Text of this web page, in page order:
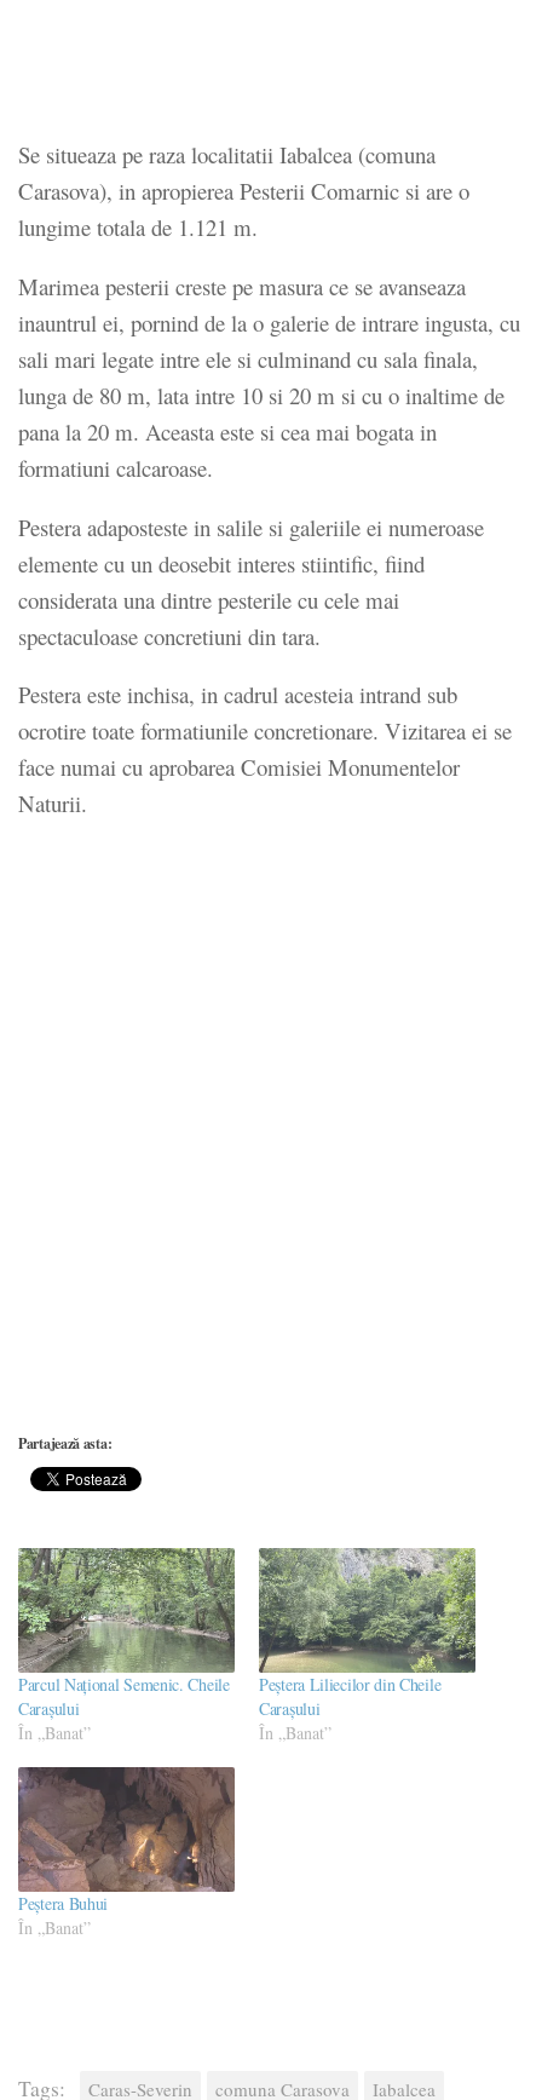
Se situeaza pe raza localitatii Iabalcea (comuna
Carasova), in apropierea Pesterii Comarnic si are o
lungime totala de 1.121 m.
Marimea pesterii creste pe masura ce se avanseaza
inauntrul ei, pornind de la o galerie de intrare ingusta, cu
sali mari legate intre ele si culminand cu sala finala,
lunga de 80 m, lata intre 10 si 20 m si cu o inaltime de
pana la 20 m. Aceasta este si cea mai bogata in
formatiuni calcaroase.
Pestera adaposteste in salile si galeriile ei numeroase
elemente cu un deosebit interes stiintific, fiind
considerata una dintre pesterile cu cele mai
spectaculoase concretiuni din tara.
Pestera este inchisa, in cadrul acesteia intrand sub
ocrotire toate formatiunile concretionare. Vizitarea ei se
face numai cu aprobarea Comisiei Monumentelor
Naturii.
Partajează asta:
Parcul Național Semenic. Cheile
Carașului
În „Banat”
Peștera Liliecilor din Cheile
Carașului
În „Banat”
​Peștera Buhui
În „Banat”
Tags: Caras-Severin comuna Carasova Iabalcea